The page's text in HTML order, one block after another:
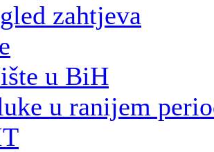
zahtjeva
u BiH
u ranijem